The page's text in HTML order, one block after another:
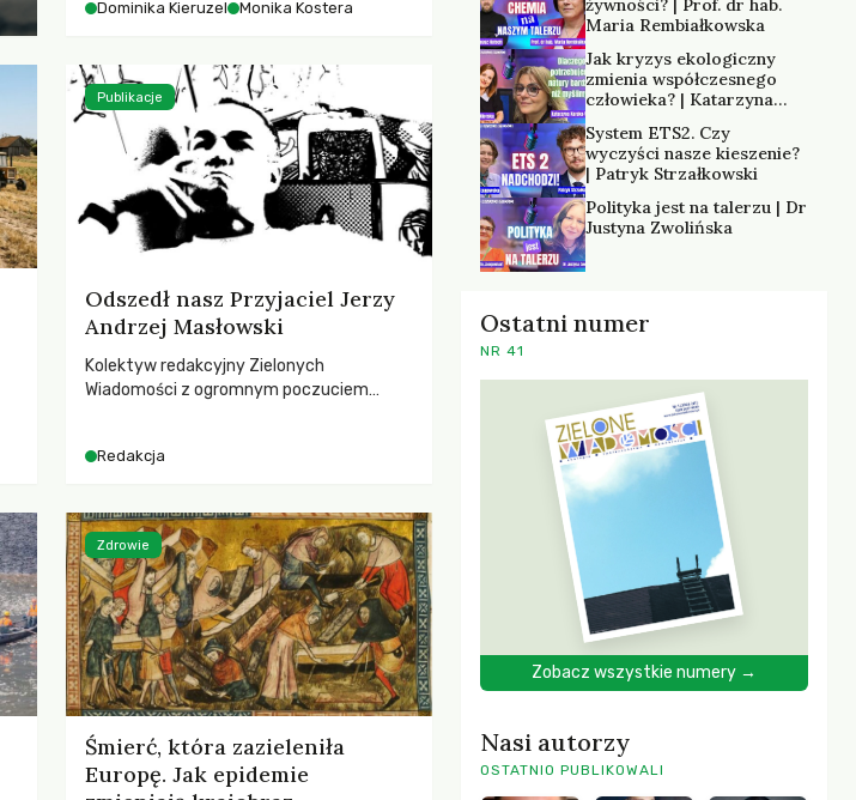
wrażliwość, odczuwanie przestrzeni oraz
Dominika Kieruzel Monika Kostera
Odszedł nasz Przyjaciel Jerzy
Andrzej Masłowski
Kolektyw redakcyjny Zielonych
Wiadomości z ogromnym poczuciem
kochanego Opiekuna, Mecenasa i Mentora.
Redakcja
Publikacje
Śmierć, która zazieleniła
Europę. Jak epidemie
Zdrowie
żywności? | Prof. dr hab.
Maria Rembiałkowska
Jak kryzys ekologiczny
zmienia współczesnego
człowieka? | Katarzyna
System ETS2. Czy
wyczyści nasze kieszenie?
| Patryk Strzałkowski
Polityka jest na talerzu | Dr
Justyna Zwolińska
Ostatni numer
NR 41
Zobacz wszystkie numery →
Nasi autorzy
OSTATNIO PUBLIKOWALI